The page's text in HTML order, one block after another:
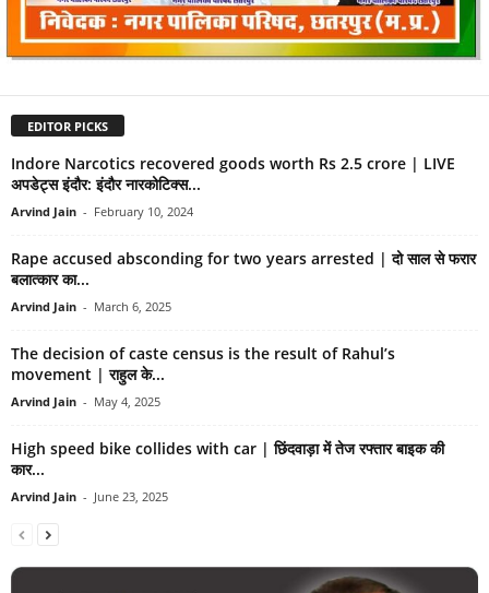
EDITOR PICKS
Indore Narcotics recovered goods worth Rs 2.5 crore | LIVE
अपडेट्स इंदौर: इंदौर नारकोटिक्स...
Arvind Jain - February 10, 2024
Rape accused absconding for two years arrested | दो साल से फरार
बलात्कार का...
Arvind Jain - March 6, 2025
The decision of caste census is the result of Rahul’s
movement | राहुल के...
Arvind Jain - May 4, 2025
High speed bike collides with car | छिंदवाड़ा में तेज रफ्तार बाइक की
कार...
Arvind Jain - June 23, 2025